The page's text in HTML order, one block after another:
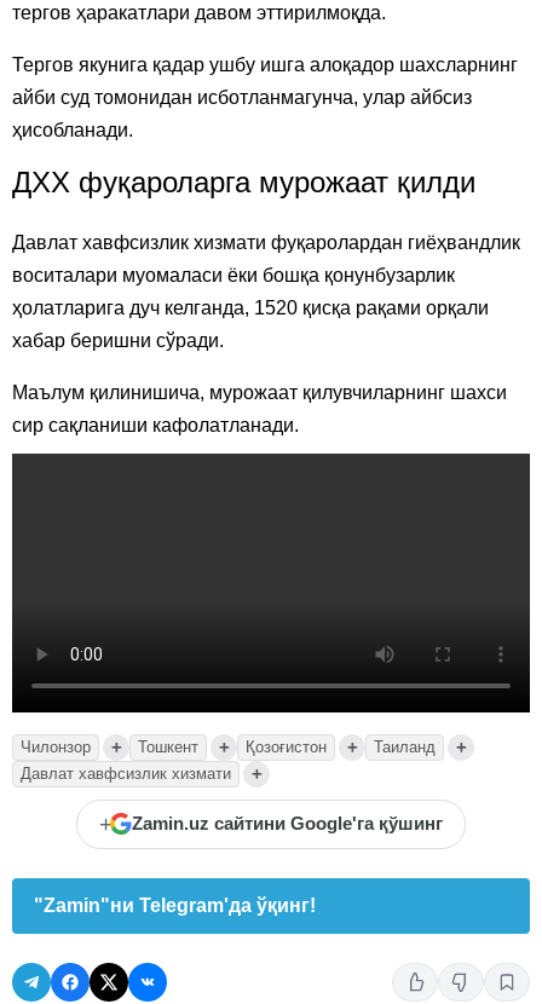
тергов ҳаракатлари давом эттирилмоқда.
Тергов якунига қадар ушбу ишга алоқадор шахсларнинг
айби суд томонидан исботланмагунча, улар айбсиз
ҳисобланади.
ДХХ фуқароларга мурожаат қилди
Давлат хавфсизлик хизмати фуқаролардан гиёҳвандлик
воситалари муомаласи ёки бошқа қонунбузарлик
ҳолатларига дуч келганда, 1520 қисқа рақами орқали
хабар беришни сўради.
Маълум қилинишича, мурожаат қилувчиларнинг шахси
сир сақланиши кафолатланади.
Чилонзор + Тошкент + Қозоғистон + Таиланд +
Давлат хавфсизлик хизмати +
+ Zamin.uz сайтини Google'га қўшинг
"Zamin"ни Telegram'да ўқинг!